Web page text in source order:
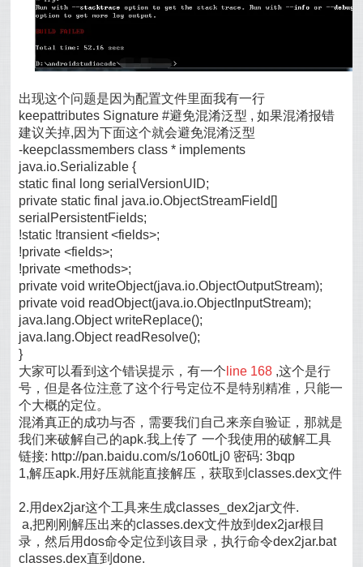
出现这个问题是因为配置文件里面我有一行
keepattributes Signature #避免混淆泛型 , 如果混淆报错
建议关掉,因为下面这个就会避免混淆泛型
-keepclassmembers class * implements
java.io.Serializable {
static final long serialVersionUID;
private static final java.io.ObjectStreamField[]
serialPersistentFields;
!static !transient <fields>;
!private <fields>;
!private <methods>;
private void writeObject(java.io.ObjectOutputStream);
private void readObject(java.io.ObjectInputStream);
java.lang.Object writeReplace();
java.lang.Object readResolve();
}
大家可以看到这个错误提示，有一个 line 168 ,这个是行
号，但是各位注意了这个行号定位不是特别精准，只能一
个大概的定位。
混淆真正的成功与否，需要我们自己来亲自验证，那就是
我们来破解自己的apk.我上传了 一个我使用的破解工具
链接: http://pan.baidu.com/s/1o60tLj0 密码: 3bqp
1,解压apk.用好压就能直接解压，获取到classes.dex文件
2.用dex2jar这个工具来生成classes_dex2jar文件.
a,把刚刚解压出来的classes.dex文件放到dex2jar根目
录，然后用dos命令定位到该目录，执行命令dex2jar.bat
classes.dex直到done.